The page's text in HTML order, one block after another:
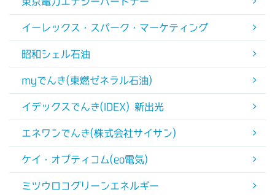
イーレックス・スパーク・マーケティング
昭和シェル石油
myでんき(東燃ゼネラル石油)
イデックスでんき(IDEX) 新出光
エネワンでんき(株式会社サイサン)
ケイ・オプティコム(eo電気)
ミツウロコグリーンエネルギー